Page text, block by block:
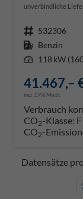
unverbindliche
Fahrzeugnr. 532306
Kraftstoff Benzin
Leistung 118 kW
41.467,–
incl. 19% MwSt.
Verbrauch
CO2-Klasse: F
CO2-
Datensätze